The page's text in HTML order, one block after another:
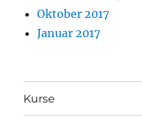
Oktober 2017
Januar 2017
Kurse